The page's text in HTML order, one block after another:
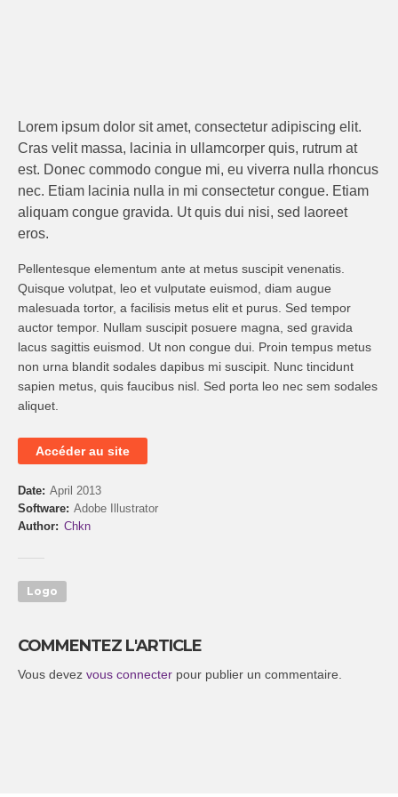
Lorem ipsum dolor sit amet, consectetur adipiscing elit.
Cras velit massa, lacinia in ullamcorper quis, rutrum at
est. Donec commodo congue mi, eu viverra nulla rhoncus
nec. Etiam lacinia nulla in mi consectetur congue. Etiam
aliquam congue gravida. Ut quis dui nisi, sed laoreet
eros.
Pellentesque elementum ante at metus suscipit venenatis.
Quisque volutpat, leo et vulputate euismod, diam augue
malesuada tortor, a facilisis metus elit et purus. Sed tempor
auctor tempor. Nullam suscipit posuere magna, sed gravida
lacus sagittis euismod. Ut non congue dui. Proin tempus metus
non urna blandit sodales dapibus mi suscipit. Nunc tincidunt
sapien metus, quis faucibus nisl. Sed porta leo nec sem sodales
aliquet.
Accéder au site
Date April 2013
Software Adobe Illustrator
Author
Chkn
Logo
COMMENTEZ L'ARTICLE
Vous devez vous connecter pour publier un commentaire.